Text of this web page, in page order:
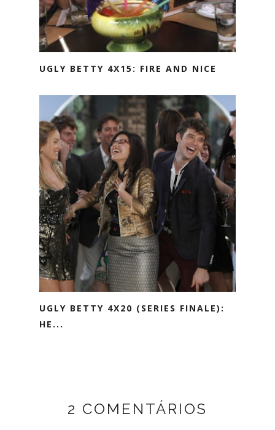
UGLY BETTY 4X15: FIRE AND NICE
UGLY BETTY 4X20 (SERIES FINALE):
HE...
2 COMENTÁRIOS